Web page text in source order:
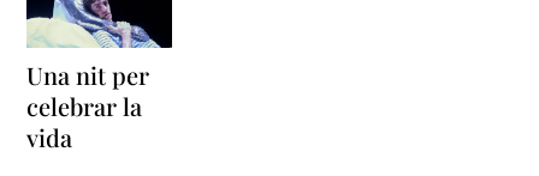
Una nit per
celebrar la
vida